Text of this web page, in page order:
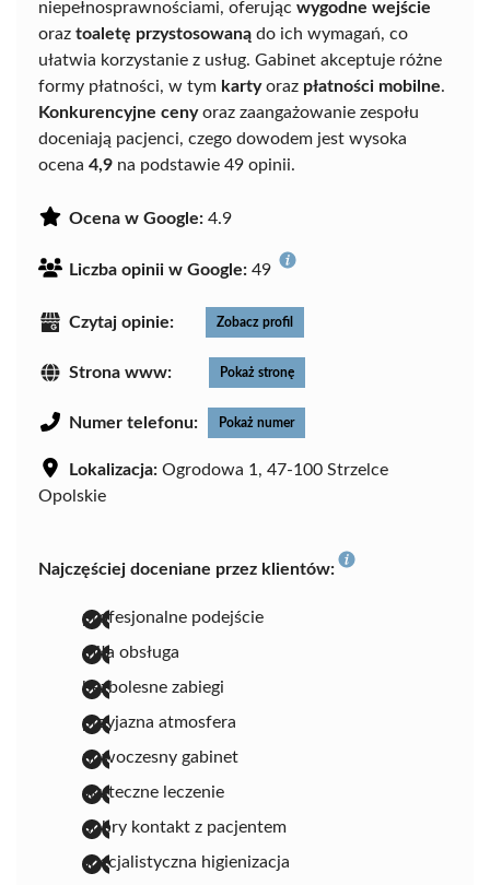
niepełnosprawnościami, oferując wygodne wejście
oraz toaletę przystosowaną do ich wymagań, co
ułatwia korzystanie z usług. Gabinet akceptuje różne
formy płatności, w tym kartyoraz płatności mobilne.
Konkurencyjne cenyoraz zaangażowanie zespołu
doceniają pacjenci, czego dowodem jest wysoka
ocena 4,9 na podstawie 49 opinii.
Ocena w Google: 4.9
Liczba opinii w Google: 49
Czytaj opinie: Zobacz profil
Strona www: Pokaż stronę
Numer telefonu: Pokaż numer
Lokalizacja: Ogrodowa 1, 47-100 Strzelce
Opolskie
Najczęściej doceniane przez klientów:
profesjonalne podejście
miła obsługa
bezbolesne zabiegi
przyjazna atmosfera
nowoczesny gabinet
skuteczne leczenie
dobry kontakt z pacjentem
specjalistyczna higienizacja